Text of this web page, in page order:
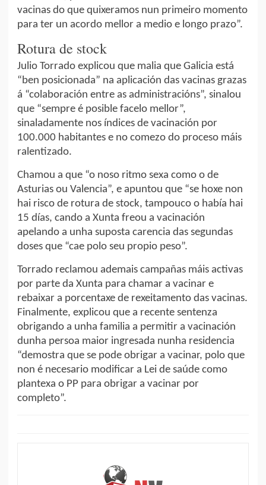
vacinas do que quixeramos nun primeiro momento
para ter un acordo mellor a medio e longo prazo”.
Rotura de stock
Julio Torrado explicou que malia que Galicia está
“ben posicionada” na aplicación das vacinas grazas
á “colaboración entre as administracións”, sinalou
que “sempre é posible facelo mellor”,
sinaladamente nos índices de vacinación por
100.000 habitantes e no comezo do proceso máis
ralentizado.
Chamou a que “o noso ritmo sexa como o de
Asturias ou Valencia”, e apuntou que “se hoxe non
hai risco de rotura de stock, tampouco o había hai
15 días, cando a Xunta freou a vacinación
apelando a unha suposta carencia das segundas
doses que “cae polo seu propio peso”.
Torrado reclamou ademais campañas máis activas
por parte da Xunta para chamar a vacinar e
rebaixar a porcentaxe de rexeitamento das vacinas.
Finalmente, explicou que a recente sentenza
obrigando a unha familia a permitir a vacinación
dunha persoa maior ingresada nunha residencia
“demostra que se pode obrigar a vacinar, polo que
non é necesario modificar a Lei de saúde como
plantexa o PP para obrigar a vacinar por
completo”.